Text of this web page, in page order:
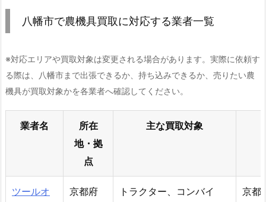
八幡市で農機具買取に対応する業者一覧
※対応エリアや買取対象は変更される場合があります。実際に依頼す
る際は、八幡市まで出張できるか、持ち込みできるか、売りたい農
機具が買取対象かを各業者へ確認してください。
業者名
所在
地・拠
点
主な買取対象
ツールオ
京都府
トラクター、コンバイ
京都